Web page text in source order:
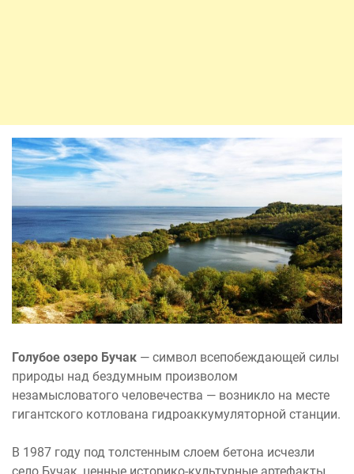
Голубое озеро Бучак — символ всепобеждающей силы
природы над бездумным произволом
незамысловатого человечества — возникло на месте
гигантского котлована гидроаккумуляторной станции.
В 1987 году под толстенным слоем бетона исчезли